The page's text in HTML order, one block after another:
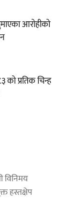
आरोहीको
को प्रतिक चिन्ह
विनिमय
हस्तक्षेप